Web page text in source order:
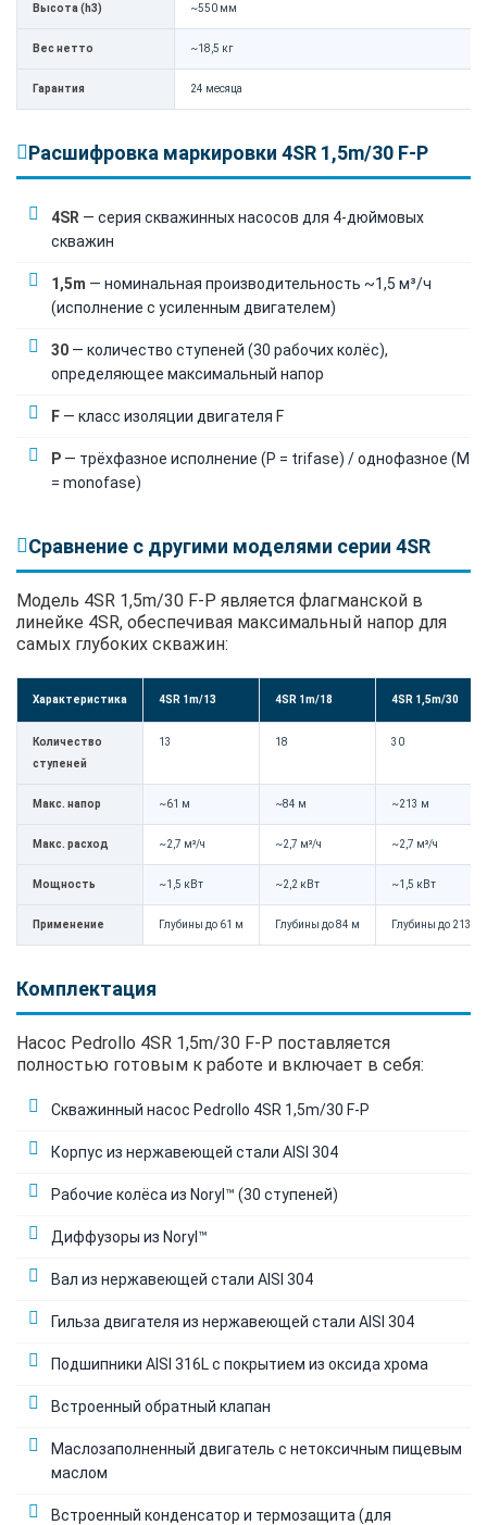
Высота (h3) ~550 мм
Вес нетто ~18,5 кг
Гарантия 24 месяца
Расшифровка маркировки 4SR 1,5m/30 F-P
4SR — серия скважинных насосов для 4-дюймовых
скважин
1,5m — номинальная производительность ~1,5 м³/ч
(исполнение с усиленным двигателем)
30 — количество ступеней (30 рабочих колёс),
определяющее максимальный напор
F — класс изоляции двигателя F
P — трёхфазное исполнение (P = trifase) / однофазное (M
= monofase)
Сравнение с другими моделями серии 4SR
Модель 4SR 1,5m/30 F-P является флагманской в
линейке 4SR, обеспечивая максимальный напор для
самых глубоких скважин:
Характеристика 4SR 1m/13 4SR 1m/18 4SR 1,5m/30
Количество
ступеней
13 18 30
Макс. напор ~61 м ~84 м ~213 м
Макс. расход ~2,7 м³/ч ~2,7 м³/ч ~2,7 м³/ч
Мощность ~1,5 кВт ~2,2 кВт ~1,5 кВт
Применение Глубины до 61 м Глубины до 84 м Глубины до 213 м
Комплектация
Насос Pedrollo 4SR 1,5m/30 F-P поставляется
полностью готовым к работе и включает в себя:
Скважинный насос Pedrollo 4SR 1,5m/30 F-P
Корпус из нержавеющей стали AISI 304
Рабочие колёса из Noryl™ (30 ступеней)
Диффузоры из Noryl™
Вал из нержавеющей стали AISI 304
Гильза двигателя из нержавеющей стали AISI 304
Подшипники AISI 316L с покрытием из оксида хрома
Встроенный обратный клапан
Маслозаполненный двигатель с нетоксичным пищевым
маслом
Встроенный конденсатор и термозащита (для